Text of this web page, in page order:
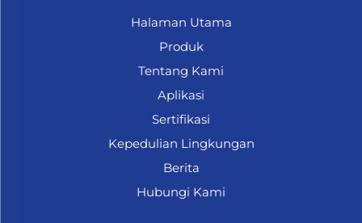
Halaman Utama
Produk
Tentang Kami
Aplikasi
Sertifikasi
Kepedulian Lingkungan
Berita
Hubungi Kami